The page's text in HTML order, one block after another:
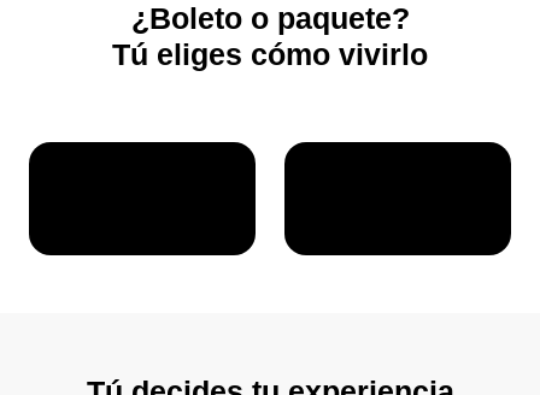
¿Boleto o paquete?
Tú eliges cómo vivirlo